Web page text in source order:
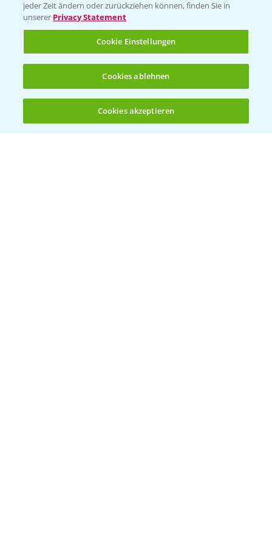
(noch 4)
Infos
LINKS
Apps
Wetter Aktuell
jeder Zeit ändern oder zurückziehen können, finden Sie in
unserer Privacy Statement
Cookie Einstellungen
Cookies ablehnen
Cookies akzeptieren